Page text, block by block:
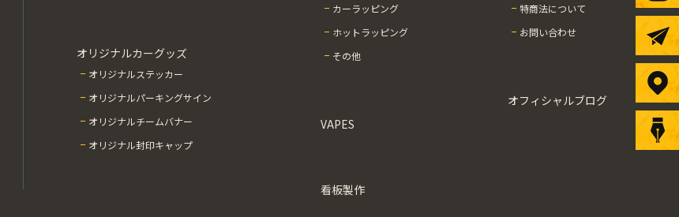
オリジナルカーグッズ
オリジナルステッカー
オリジナルパーキングサイン
オリジナルチームバナー
オリジナル封印キャップ
カーラッピング
ホットラッピング
その他
VAPES
看板製作
特商法について
お問い合わせ
オフィシャルブログ